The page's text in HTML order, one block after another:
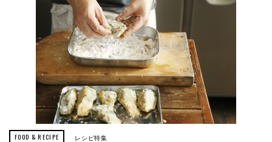
FOOD & RECIPE レシピ特集